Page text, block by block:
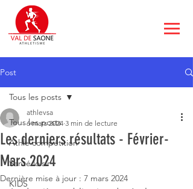
Post
Tous les posts
Athle compétition
Santé loisir
KIDS
Tous les posts
Les derniers résultats - Février-
Mars 2024
athlevsa
6 mars 2024 3 min de lecture
Dernière mise à jour : 7 mars 2024